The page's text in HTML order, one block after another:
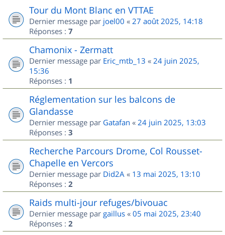
Tour du Mont Blanc en VTTAE
Dernier message par joel00 « 27 août 2025, 14:18
Réponses : 7
Chamonix - Zermatt
Dernier message par Eric_mtb_13 « 24 juin 2025,
15:36
Réponses : 1
Réglementation sur les balcons de
Glandasse
Dernier message par Gatafan « 24 juin 2025, 13:03
Réponses : 3
Recherche Parcours Drome, Col Rousset-
Chapelle en Vercors
Dernier message par Did2A « 13 mai 2025, 13:10
Réponses : 2
Raids multi-jour refuges/bivouac
Dernier message par gaillus « 05 mai 2025, 23:40
Réponses : 2